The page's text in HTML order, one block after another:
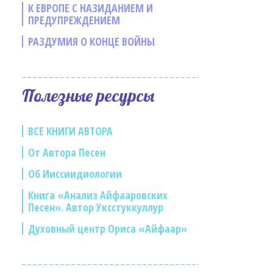
К ЕВРОПЕ С НАЗИДАНИЕМ И
ПРЕДУПРЕЖДЕНИЕМ
РАЗДУМИЯ О КОНЦЕ ВОЙНЫ
Полезные ресурсы
ВСЕ КНИГИ АВТОРА
От Автора Песен
Об Ииссиидиологии
Книга «Анализ Айфааровских
Песен». Автор Уксстуккуллур
Духовный центр Ориса «Айфаар»